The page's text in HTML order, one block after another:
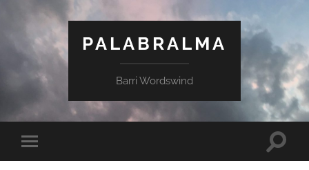
PALABRALMA
Barri Wordswind